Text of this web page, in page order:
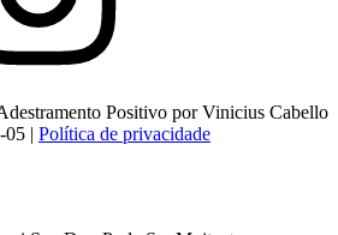
Positivo por Vinicius Cabello
05 | Política de privacidade